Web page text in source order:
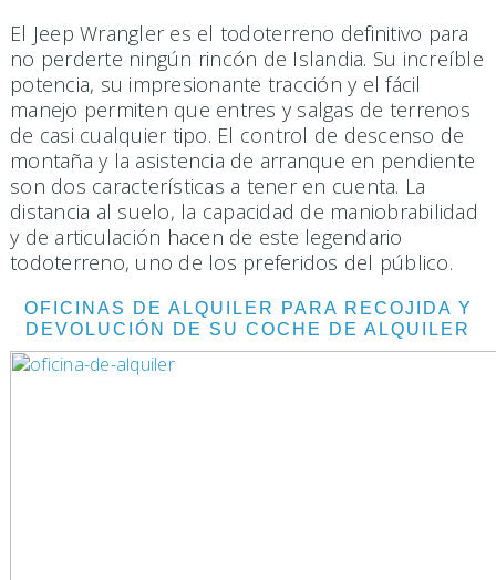
El Jeep Wrangler es el todoterreno definitivo para
no perderte ningún rincón de Islandia. Su increíble
potencia, su impresionante tracción y el fácil
manejo permiten que entres y salgas de terrenos
de casi cualquier tipo. El control de descenso de
montaña y la asistencia de arranque en pendiente
son dos características a tener en cuenta. La
distancia al suelo, la capacidad de maniobrabilidad
y de articulación hacen de este legendario
todoterreno, uno de los preferidos del público.
OFICINAS DE ALQUILER PARA RECOJIDA Y
DEVOLUCIÓN DE SU COCHE DE ALQUILER